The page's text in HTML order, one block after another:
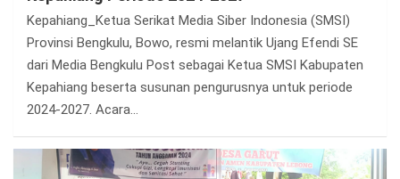
Kepahiang_Ketua Serikat Media Siber Indonesia (SMSI)
Provinsi Bengkulu, Bowo, resmi melantik Ujang Efendi SE
dari Media Bengkulu Post sebagai Ketua SMSI Kabupaten
Kepahiang beserta susunan pengurusnya untuk periode
2024-2027. Acara…